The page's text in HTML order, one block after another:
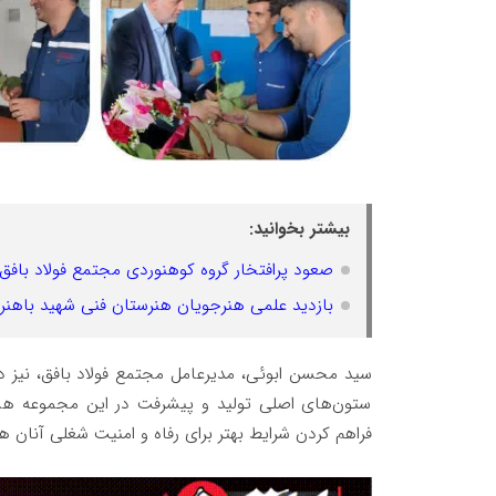
بیشتر بخوانید:
صعود پرافتخار گروه کوهنوردی مجتمع فولاد
بازدید علمی هنرجویان هنرستان فنی شهید
سید محسن ابوئی، مدیرعامل مجتمع فولاد بافق، نیز
ستون‌های اصلی تولید و پیشرفت در این مجموعه
فراهم کردن شرایط بهتر برای رفاه و امنیت شغلی آنان